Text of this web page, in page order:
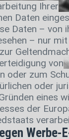
Ihrer
Daten
Daten – von
– nur
von
oder zum
oder
eines
der
Werbe-